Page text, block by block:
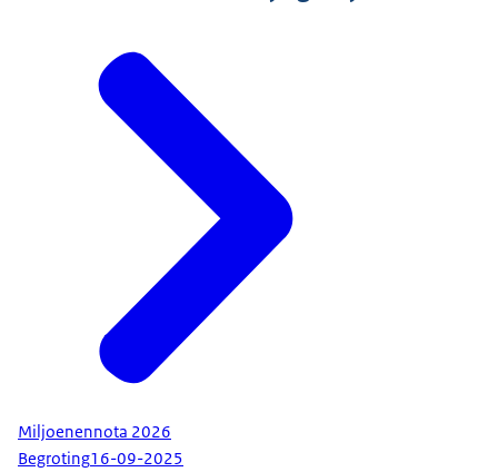
Miljoenennota 2026
Begroting16-09-2025